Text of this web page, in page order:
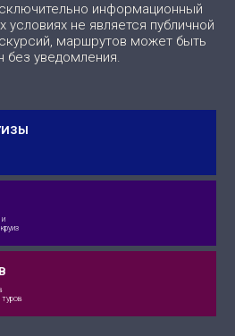
информационный
условиях не является публичной
маршрутов может быть
без уведомления.
и
туров